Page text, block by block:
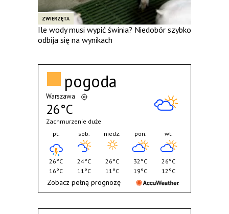
ZWIERZĘTA
Ile wody musi wypić świnia? Niedobór szybko
odbija się na wynikach
pogoda
Warszawa
26°C
Zachmurzenie duże
pt.
26°C
16°C
sob.
24°C
11°C
niedz.
26°C
11°C
pon.
32°C
19°C
wt.
26°C
12°C
Zobacz pełną prognozę